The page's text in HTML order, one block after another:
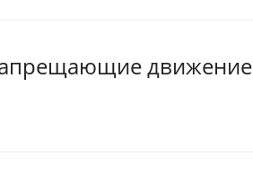
движение